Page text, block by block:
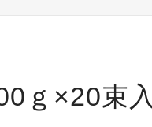
ｇ×20束入